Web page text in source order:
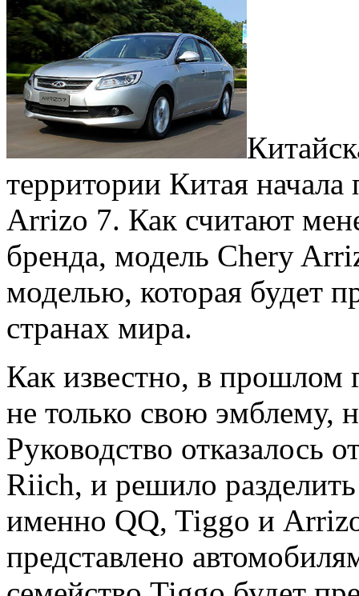
территории Китая
Arrizo 7. Как считают
бренда, модель Chery
моделью, которая будет
странах мира.
Как известно, в прошлом
не только свою
Руководство отказалось
Riich, и решило
именно QQ, Tiggo и
представлено